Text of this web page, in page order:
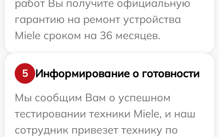
работ Вы получите официальную
гарантию на ремонт устройства
Miele сроком на 36 месяцев.
5
Информирование о готовности
Мы сообщим Вам о успешном
тестировании техники Miele, и наш
сотрудник привезет технику по